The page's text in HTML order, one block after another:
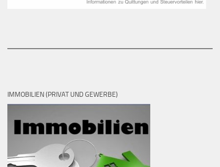
IMMOBILIEN (PRIVAT UND GEWERBE)